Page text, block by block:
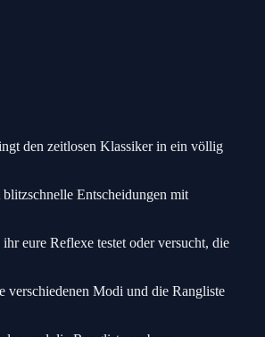
den zeitlosen Klassiker in ein völlig
Entscheidungen mit
eure Reflexe testet oder versucht, die
verschiedenen Modi und die Rangliste